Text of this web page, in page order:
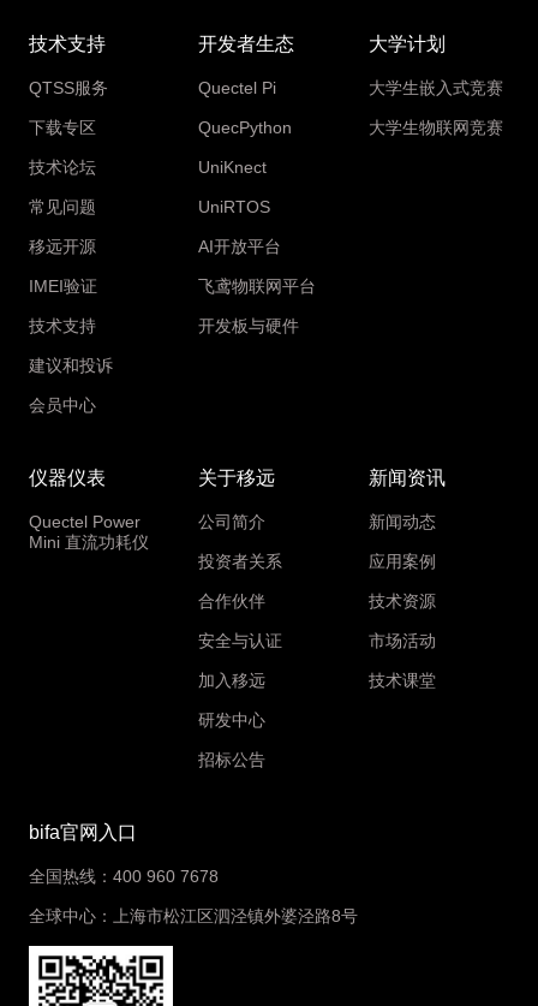
技术支持
QTSS服务
下载专区
技术论坛
常见问题
移远开源
IMEI验证
技术支持
建议和投诉
会员中心
开发者生态
Quectel Pi
QuecPython
UniKnect
UniRTOS
AI开放平台
飞鸢物联网平台
开发板与硬件
大学计划
大学生嵌入式竞赛
大学生物联网竞赛
仪器仪表
Quectel Power
Mini 直流功耗仪
关于移远
公司简介
投资者关系
合作伙伴
安全与认证
加入移远
研发中心
招标公告
新闻资讯
新闻动态
应用案例
技术资源
市场活动
技术课堂
bifa官网入口
全国热线：400 960 7678
全球中心：上海市松江区泗泾镇外婆泾路8号